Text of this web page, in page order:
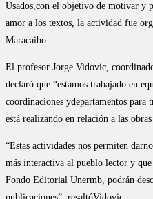
Usados,con el objetivo de motivar y
amor a los textos, la actividad fue
Maracaibo.
El profesor Jorge Vidovic,
declaró que “estamos trabajado en
coordinaciones ydepartamentos para
está realizando en relación a las
“Estas actividades nos permiten
más interactiva al pueblo lector y
Fondo Editorial Unermb, podrán